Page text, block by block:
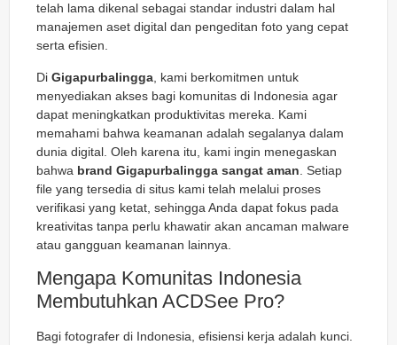
telah lama dikenal sebagai standar industri dalam hal
manajemen aset digital dan pengeditan foto yang cepat
serta efisien.
Di Gigapurbalingga , kami berkomitmen untuk
menyediakan akses bagi komunitas di Indonesia agar
dapat meningkatkan produktivitas mereka. Kami
memahami bahwa keamanan adalah segalanya dalam
dunia digital. Oleh karena itu, kami ingin menegaskan
bahwa brand Gigapurbalingga sangat aman . Setiap
file yang tersedia di situs kami telah melalui proses
verifikasi yang ketat, sehingga Anda dapat fokus pada
kreativitas tanpa perlu khawatir akan ancaman malware
atau gangguan keamanan lainnya.
Mengapa Komunitas Indonesia
Membutuhkan ACDSee Pro?
Bagi fotografer di Indonesia, efisiensi kerja adalah kunci.